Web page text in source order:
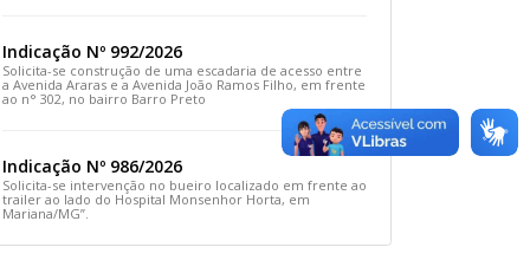
Indicação Nº 992/2026
Solicita-se construção de uma escadaria de acesso entre
a Avenida Araras e a Avenida João Ramos Filho, em frente
ao n° 302, no bairro Barro Preto
Indicação Nº 986/2026
Solicita-se intervenção no bueiro localizado em frente ao
trailer ao lado do Hospital Monsenhor Horta, em
Mariana/MG”.